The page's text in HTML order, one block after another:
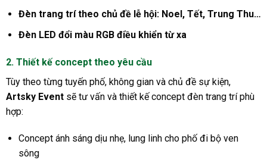
Đèn trang trí theo chủ đề lễ hội: Noel, Tết, Trung Thu…
Đèn LED đổi màu RGB điều khiển từ xa
2. Thiết kế concept theo yêu cầu
Tùy theo từng tuyến phố, không gian và chủ đề sự kiện,
Artsky Eventsẽ tư vấn và thiết kế concept đèn trang trí phù
hợp:
Concept ánh sáng dịu nhẹ, lung linh cho phố đi bộ ven
sông